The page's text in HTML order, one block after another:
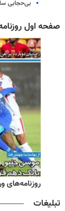
بی‌حجابی
صفحه اول
روزنامه‌های ورزشی
تبلیغات